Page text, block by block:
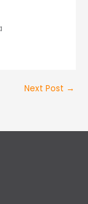
Next Post →